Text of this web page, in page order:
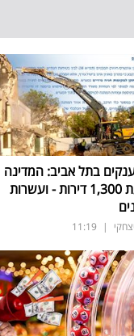
בתל אביב: המדינה
תובעת 1,300 דירות - ועשרות
|
11:19